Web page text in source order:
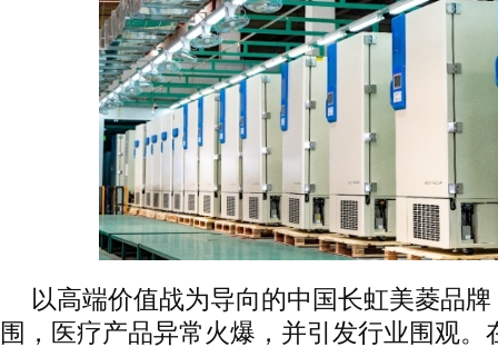
以高端价值战为导向的中国长虹美菱品
围，医疗产品异常火爆，并引发行业围观。